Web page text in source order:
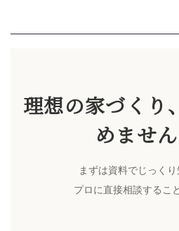
理想の家づくり
めませ
まずは資料でじっくり
プロに直接相談するこ